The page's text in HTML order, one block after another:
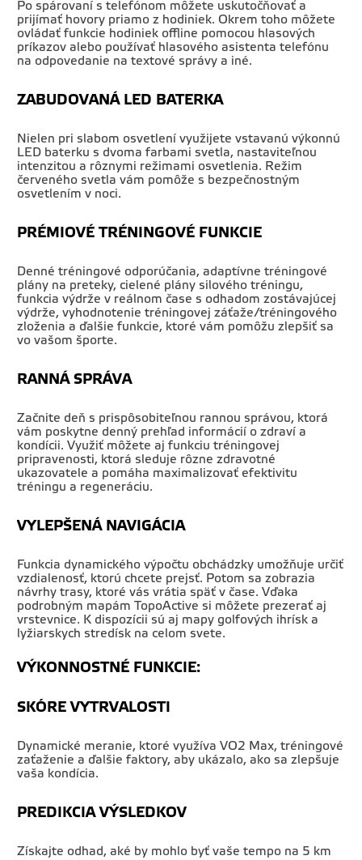
Po spárovaní s telefónom môžete uskutočňovať a
prijímať hovory priamo z hodiniek. Okrem toho môžete
ovládať funkcie hodiniek offline pomocou hlasových
príkazov alebo používať hlasového asistenta telefónu
na odpovedanie na textové správy a iné.
ZABUDOVANÁ LED BATERKA
Nielen pri slabom osvetlení využijete vstavanú výkonnú
LED baterku s dvoma farbami svetla, nastaviteľnou
intenzitou a rôznymi režimami osvetlenia. Režim
červeného svetla vám pomôže s bezpečnostným
osvetlením v noci.
PRÉMIOVÉ TRÉNINGOVÉ FUNKCIE
Denné tréningové odporúčania, adaptívne tréningové
plány na preteky, cielené plány silového tréningu,
funkcia výdrže v reálnom čase s odhadom zostávajúcej
výdrže, vyhodnotenie tréningovej záťaže/tréningového
zloženia a ďalšie funkcie, ktoré vám pomôžu zlepšiť sa
vo vašom športe.
RANNÁ SPRÁVA
Začnite deň s prispôsobiteľnou rannou správou, ktorá
vám poskytne denný prehľad informácií o zdraví a
kondícii. Využiť môžete aj funkciu tréningovej
pripravenosti, ktorá sleduje rôzne zdravotné
ukazovatele a pomáha maximalizovať efektivitu
tréningu a regeneráciu.
VYLEPŠENÁ NAVIGÁCIA
Funkcia dynamického výpočtu obchádzky umožňuje určiť
vzdialenosť, ktorú chcete prejsť. Potom sa zobrazia
návrhy trasy, ktoré vás vrátia späť v čase. Vďaka
podrobným mapám TopoActive si môžete prezerať aj
vrstevnice. K dispozícii sú aj mapy golfových ihrísk a
lyžiarskych stredísk na celom svete.
VÝKONNOSTNÉ FUNKCIE:
SKÓRE VYTRVALOSTI
Dynamické meranie, ktoré využíva VO2 Max, tréningové
zaťaženie a ďalšie faktory, aby ukázalo, ako sa zlepšuje
vaša kondícia.
PREDIKCIA VÝSLEDKOV
Získajte odhad, aké by mohlo byť vaše tempo na 5 km